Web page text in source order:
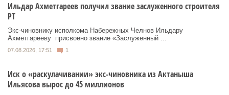
Ильдар Ахметгареев получил звание заслуженного строителя
РТ
Экс‑чиновнику исполкома Набережных Челнов Ильдару
Ахметгарееву присвоено звание «Заслуженный ...
07.08.2026, 17:51 1
Иск о «раскулачивании» экс-чиновника из Актаныша
Ильясова вырос до 45 миллионов